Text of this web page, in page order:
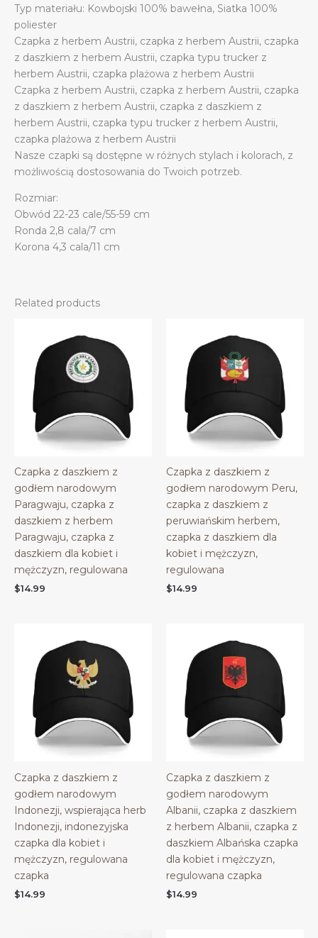
Typ materiału: Kowbojski 100% bawełna, Siatka 100%
poliester
Czapka z herbem Austrii, czapka z herbem Austrii, czapka
z daszkiem z herbem Austrii, czapka typu trucker z
herbem Austrii, czapka plażowa z herbem Austrii
Czapka z herbem Austrii, czapka z herbem Austrii, czapka
z daszkiem z herbem Austrii, czapka z daszkiem z
herbem Austrii, czapka typu trucker z herbem Austrii,
czapka plażowa z herbem Austrii
Nasze czapki są dostępne w różnych stylach i kolorach, z
możliwością dostosowania do Twoich potrzeb.
Rozmiar:
Obwód 22-23 cale/55-59 cm
Ronda 2,8 cala/7 cm
Korona 4,3 cala/11 cm
Related products
Czapka z daszkiem z
godłem narodowym
Paragwaju, czapka z
daszkiem z herbem
Paragwaju, czapka z
daszkiem dla kobiet i
mężczyzn, regulowana
$14.99
Czapka z daszkiem z
godłem narodowym Peru,
czapka z daszkiem z
peruwiańskim herbem,
czapka z daszkiem dla
kobiet i mężczyzn,
regulowana
$14.99
Czapka z daszkiem z
godłem narodowym
Indonezji, wspierająca herb
Indonezji, indonezyjska
czapka dla kobiet i
mężczyzn, regulowana
czapka
$14.99
Czapka z daszkiem z
godłem narodowym
Albanii, czapka z daszkiem
z herbem Albanii, czapka z
daszkiem Albańska czapka
dla kobiet i mężczyzn,
regulowana czapka
$14.99